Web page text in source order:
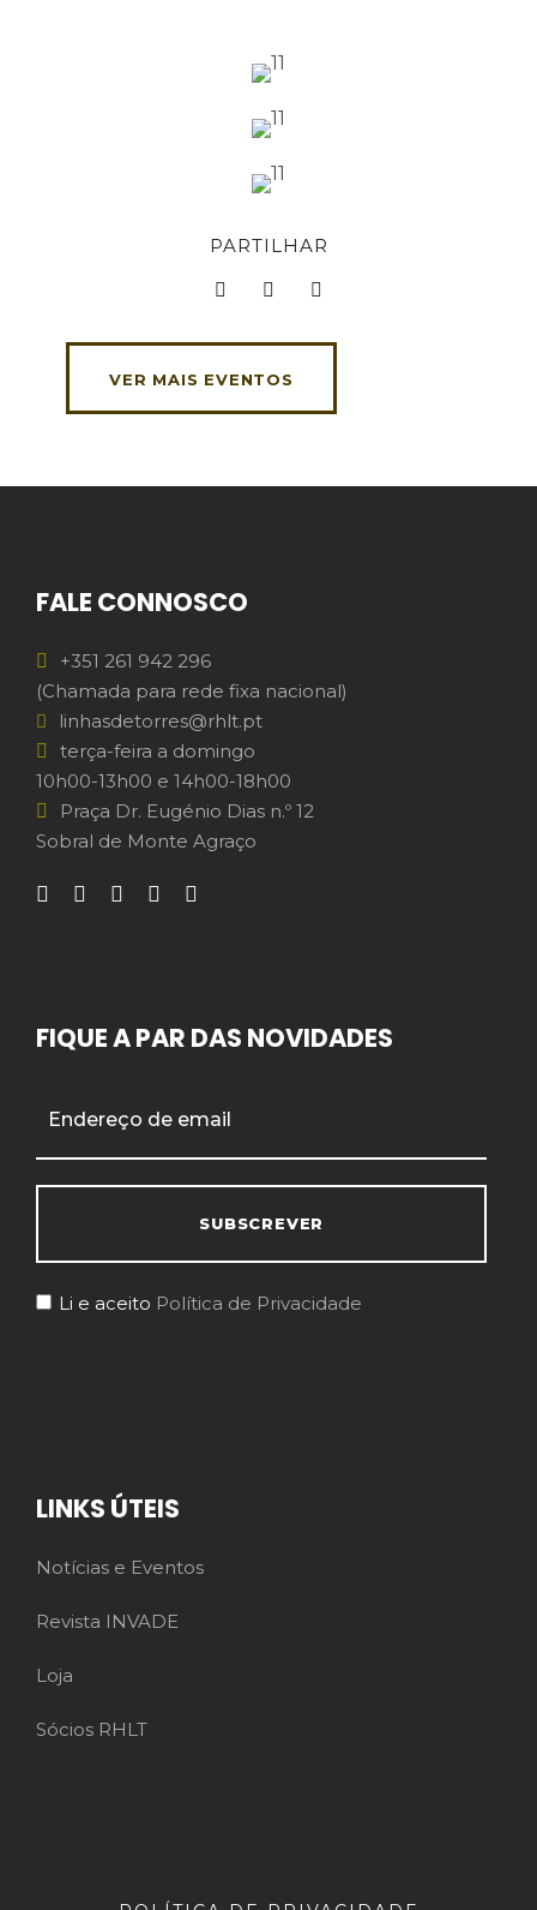
PARTILHAR
VER MAIS EVENTOS
FALE CONNOSCO
+351 261 942 296
(Chamada para rede fixa nacional)
linhasdetorres@rhlt.pt
terça-feira a domingo
10h00-13h00 e 14h00-18h00
Praça Dr. Eugénio Dias n.º 12
Sobral de Monte Agraço
FIQUE A PAR DAS NOVIDADES
Li e aceito Política de Privacidade
LINKS ÚTEIS
Notícias e Eventos
Revista INVADE
Loja
Sócios RHLT